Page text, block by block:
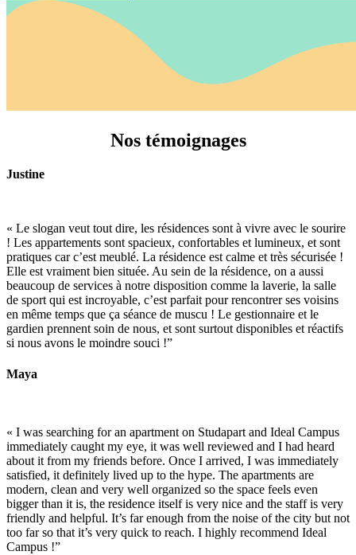
Nos témoignages
Justine
« Le slogan veut tout dire, les résidences sont à vivre avec le sourire
! Les appartements sont spacieux, confortables et lumineux, et sont
pratiques car c’est meublé. La résidence est calme et très sécurisée !
Elle est vraiment bien située. Au sein de la résidence, on a aussi
beaucoup de services à notre disposition comme la laverie, la salle
de sport qui est incroyable, c’est parfait pour rencontrer ses voisins
en même temps que ça séance de muscu ! Le gestionnaire et le
gardien prennent soin de nous, et sont surtout disponibles et réactifs
si nous avons le moindre souci !”
Maya
« I was searching for an apartment on Studapart and Ideal Campus
immediately caught my eye, it was well reviewed and I had heard
about it from my friends before. Once I arrived, I was immediately
satisfied, it definitely lived up to the hype. The apartments are
modern, clean and very well organized so the space feels even
bigger than it is, the residence itself is very nice and the staff is very
friendly and helpful. It’s far enough from the noise of the city but not
too far so that it’s very quick to reach. I highly recommend Ideal
Campus !”